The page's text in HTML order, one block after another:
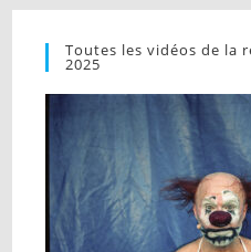
Toutes les vidéos de la
2025